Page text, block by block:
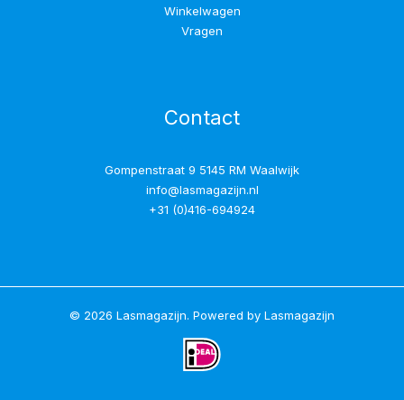
Winkelwagen
Vragen
Contact
Gompenstraat 9 5145 RM Waalwijk
info@lasmagazijn.nl
+31 (0)416-694924
© 2026 Lasmagazijn. Powered by Lasmagazijn